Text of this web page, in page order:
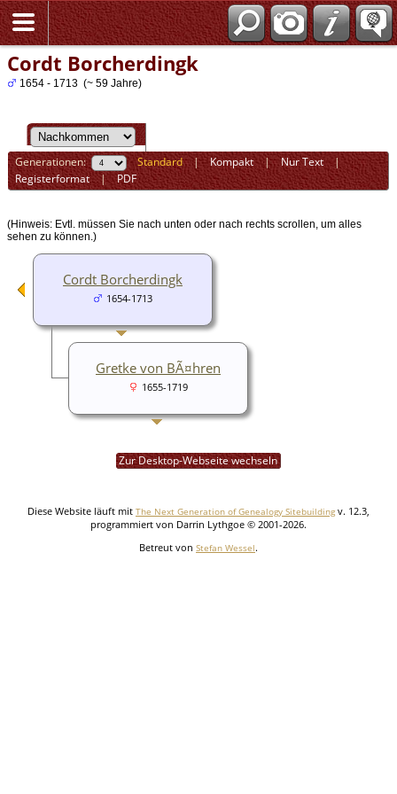
Cordt Borcherdingk
1654 - 1713 (~ 59 Jahre)
Generationen: Standard|Kompakt|Nur Text|
Registerformat|PDF
(Hinweis: Evtl. müssen Sie nach unten oder nach rechts scrollen, um alles
sehen zu können.)
Cordt Borcherdingk
1654-1713
Gretke von BÃ¤hren
1655-1719
Zur Desktop-Webseite wechseln
Diese Website läuft mit The Next Generation of Genealogy Sitebuilding v. 12.3,
programmiert von Darrin Lythgoe © 2001-2026.
Betreut von Stefan Wessel.